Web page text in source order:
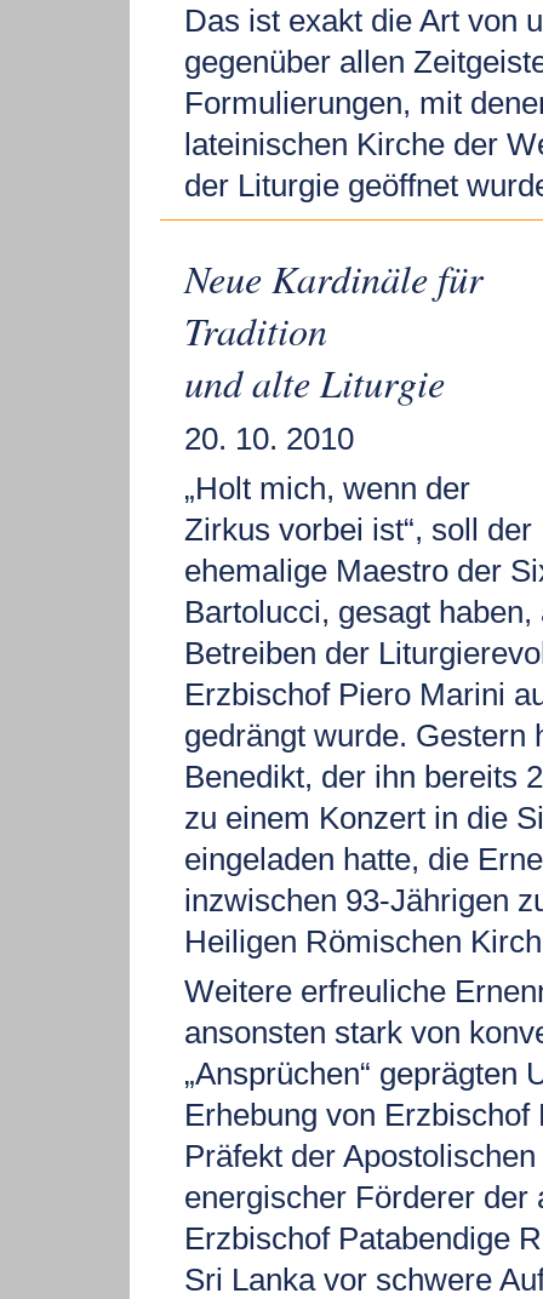
Das ist exakt die Art von
gegenüber allen
Formulierungen, mit
lateinischen Kirche der
der Liturgie geöffnet
Neue Kardinäle für
Tradition
und alte Liturgie
20. 10. 2010
„Holt mich, wenn der
Zirkus vorbei ist“, soll der
ehemalige Maestro der
Bartolucci, gesagt
Betreiben der
Erzbischof Piero Marini
gedrängt wurde. Gestern
Benedikt, der ihn bereits
zu einem Konzert in die
eingeladen hatte, die
inzwischen 93-Jährigen
Heiligen Römischen
Weitere erfreuliche
ansonsten stark von
„Ansprüchen“ geprägten
Erhebung von
Präfekt der
energischer Förderer der
Erzbischof Patabendige
Sri Lanka vor schwere